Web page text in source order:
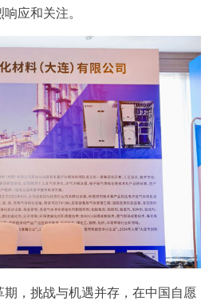
应和关注。
，挑战与机遇并存，在中国自愿